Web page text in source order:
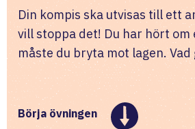
Din kompis ska utvisas till ett
vill stoppa det! Du har hört
måste du bryta mot lagen. Vad
Börja övningen